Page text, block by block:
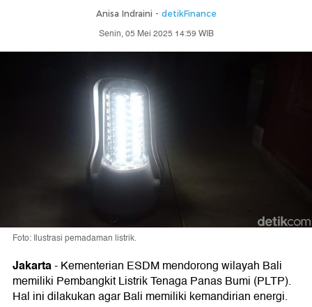
Anisa Indraini - detikFinance
Senin, 05 Mei 2025 14:59 WIB
Foto: Ilustrasi pemadaman listrik.
Jakarta-Kementerian ESDM mendorong wilayah Bali
memiliki Pembangkit Listrik Tenaga Panas Bumi (PLTP).
Hal ini dilakukan agar Bali memiliki kemandirian energi.